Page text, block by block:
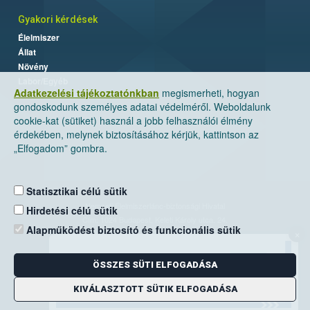
Adatkezelési tájékoztatónkban megismerheti, hogyan
gondoskodunk személyes adatai védelméről. Weboldalunk
cookie-kat (sütiket) használ a jobb felhasználói élmény
érdekében, melynek biztosításához kérjük, kattintson az
„Elfogadom” gombra.
Statisztikai célú sütik
Hirdetési célú sütik
Alapműködést biztosító és funkcionális sütik
ÖSSZES SÜTI ELFOGADÁSA
KIVÁLASZTOTT SÜTIK ELFOGADÁSA
Gyakori kérdések
Élelmiszer
Állat
Növény
Nemzeti Élelmiszerlánc-biztonsági Hivatal
Levelezési cím: 1525 Budapest. Pf. 30.
E-mail:ugyfelszolgalat@nebih.gov.hu
Zöld szám: 06-80/263-244
Telefon: 06-1/ 336-9000